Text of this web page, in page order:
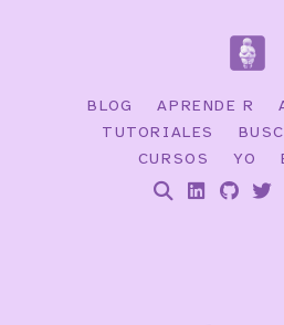
BLOG APRENDE R
TUTORIALES
CURSOS
YO